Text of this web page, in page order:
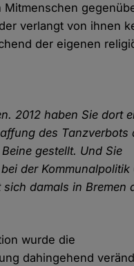
Mitmenschen
verlangt von ihnen
der eigenen
2012 haben Sie dort
des Tanzverbots
gestellt. Und Sie
der Kommunalpolitik
damals in Bremen
wurde die
dahingehend